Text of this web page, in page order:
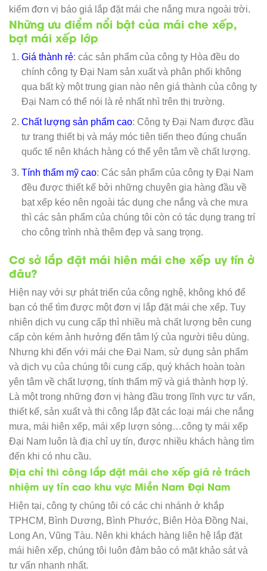
kiếm đơn vị báo giá lắp đặt mái che nắng mưa ngoài trời.
Những ưu điểm nổi bật của mái che xếp,
bạt mái xếp lớp
Giá thành rẻ: các sản phẩm của công ty Hòa đều do
chính công ty Đại Nam sản xuất và phân phối không
qua bất kỳ một trung gian nào nên giá thành của công ty
Đại Nam có thể nói là rẻ nhất nhì trên thị trường.
Chất lượng sản phẩm cao: Công ty Đại Nam được đầu
tư trang thiết bị và máy móc tiên tiến theo đúng chuẩn
quốc tế nên khách hàng có thể yên tâm về chất lượng.
Tính thẩm mỹ cao: Các sản phẩm của công ty Đại Nam
đều được thiết kế bởi những chuyên gia hàng đầu về
bạt xếp kéo nên ngoài tác dụng che nắng và che mưa
thì các sản phẩm của chúng tôi còn có tác dụng trang trí
cho công trình nhà thêm đẹp và sang trọng.
Cơ sở lắp đặt mái hiên mái che xếp uy tín ở
đâu?
Hiện nay với sự phát triển của công nghệ, không khó để
bạn có thể tìm được một đơn vị lắp đặt mái che xếp. Tuy
nhiên dịch vụ cung cấp thì nhiều mà chất lượng bên cung
cấp còn kém ảnh hưởng đến tâm lý của người tiêu dùng.
Nhưng khi đến với mái che Đại Nam, sử dụng sản phẩm
và dịch vụ của chúng tôi cung cấp, quý khách hoàn toàn
yên tâm về chất lượng, tính thẩm mỹ và giá thành hợp lý.
Là một trong những đơn vị hàng đầu trong lĩnh vực tư vấn,
thiết kế, sản xuất và thi công lắp đặt các loại mái che nắng
mưa, mái hiên xếp, mái xếp lượn sóng…công ty mái xếp
Đại Nam luôn là địa chỉ uy tín, được nhiều khách hàng tìm
đến khi có nhu cầu.
Địa chỉ thi công lắp đặt mái che xếp giá rẻ trách
nhiệm uy tín cao khu vực Miền Nam Đại Nam
Hiện tại, công ty chúng tôi có các chi nhánh ở khắp
TPHCM, Bình Dương, Bình Phước, Biên Hòa Đồng Nai,
Long An, Vũng Tàu. Nên khi khách hàng liên hệ lắp đặt
mái hiên xếp, chúng tôi luôn đảm bảo có mặt khảo sát và
tư vấn nhanh nhất.